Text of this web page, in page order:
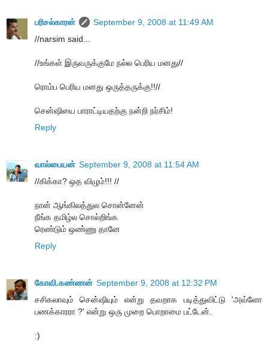
பரிசல்காரன்
September 9, 2008 at 11:49 AM
//narsim said...
//உங்கள் இருவருக்குமே நல்ல பெரிய மனது//
ரொம்ப பெரிய மனது ஒருத்தருக்கு!!//
சென்ஷியை பாராட்டியதற்கு நன்றி நர்சிம்!
Reply
வால்பையன் September 9, 2008 at 11:54 AM
//கிக்கா? ஒத விழும்!!! //
நான் ஆங்கிலத்துல சொன்னேன்
நீங்க தமிழ்ல சொல்றிங்க
ரெண்டும் ஒண்ணு தானே
Reply
கோவி.கண்ணன் September 9, 2008 at 12:32 PM
சசிகலாவும் சென்ஷியும் என்று தவறாக படித்துவிட்டு 'அவ்ளோ
பணக்காரரா ?' என்று ஒரு முறை பொறாமை பட்டேன்.
:)